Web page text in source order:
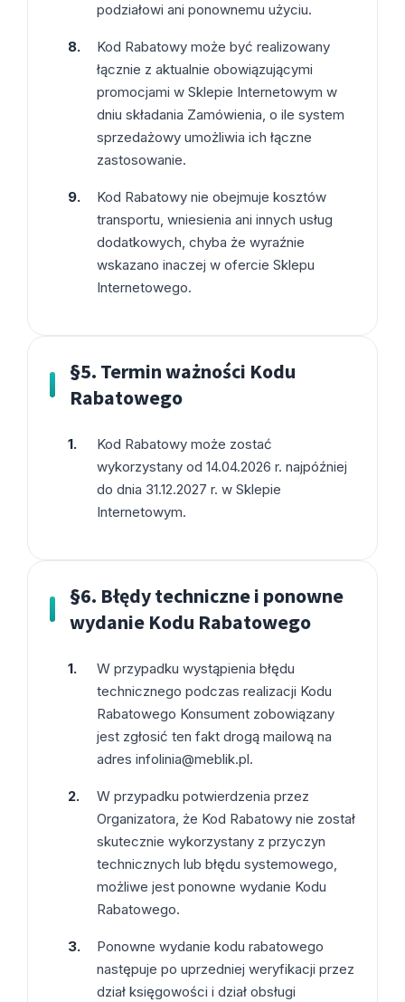
podziałowi ani ponownemu użyciu.
Kod Rabatowy może być realizowany
łącznie z aktualnie obowiązującymi
promocjami w Sklepie Internetowym w
dniu składania Zamówienia, o ile system
sprzedażowy umożliwia ich łączne
zastosowanie.
Kod Rabatowy nie obejmuje kosztów
transportu, wniesienia ani innych usług
dodatkowych, chyba że wyraźnie
wskazano inaczej w ofercie Sklepu
Internetowego.
§5. Termin ważności Kodu
Rabatowego
Kod Rabatowy może zostać
wykorzystany od 14.04.2026 r. najpóźniej
do dnia 31.12.2027 r. w Sklepie
Internetowym.
§6. Błędy techniczne i ponowne
wydanie Kodu Rabatowego
W przypadku wystąpienia błędu
technicznego podczas realizacji Kodu
Rabatowego Konsument zobowiązany
jest zgłosić ten fakt drogą mailową na
adres infolinia@meblik.pl.
W przypadku potwierdzenia przez
Organizatora, że Kod Rabatowy nie został
skutecznie wykorzystany z przyczyn
technicznych lub błędu systemowego,
możliwe jest ponowne wydanie Kodu
Rabatowego.
Ponowne wydanie kodu rabatowego
następuje po uprzedniej weryfikacji przez
dział księgowości i dział obsługi